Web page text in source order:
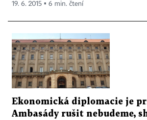
19. 6. 2015 ▪ 6 min. čtení
Ekonomická diplomacie je
Ambasády rušit nebudeme,